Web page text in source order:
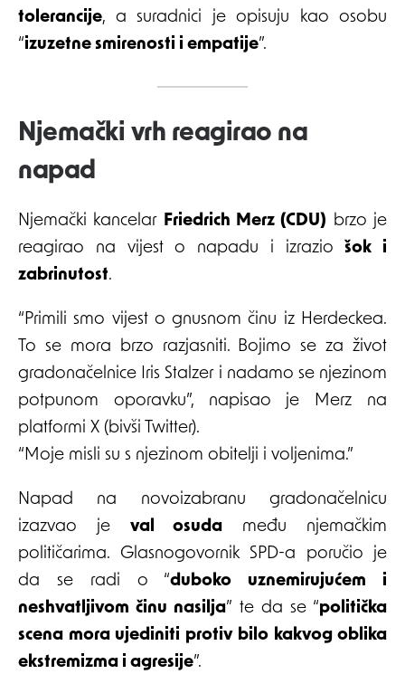
tolerancije, a suradnici je opisuju kao osobu
“izuzetne smirenosti i empatije”.
Njemački vrh reagirao na
napad
Njemački kancelar Friedrich Merz (CDU) brzo je
reagirao na vijest o napadu i izraziošok i
zabrinutost.
“Primili smo vijest o gnusnom činu iz Herdeckea.
To se mora brzo razjasniti. Bojimo se za život
gradonačelnice Iris Stalzer i nadamo se njezinom
potpunom oporavku”, napisao je Merz na
platformi X (bivši Twitter).
“Moje misli su s njezinom obitelji i voljenima.”
Napad na novoizabranu gradonačelnicu
izazvao je val osuda među njemačkim
političarima. Glasnogovornik SPD-a poručio je
da se radi o “duboko uznemirujućem i
neshvatljivom činu nasilja” te da se “politička
scena mora ujediniti protiv bilo kakvog oblika
ekstremizma i agresije”.